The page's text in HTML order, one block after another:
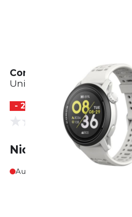
Coros Pace 3
Unisex
- 20 %
0.0 (0
Nicht lieferbar
Ausverkauft